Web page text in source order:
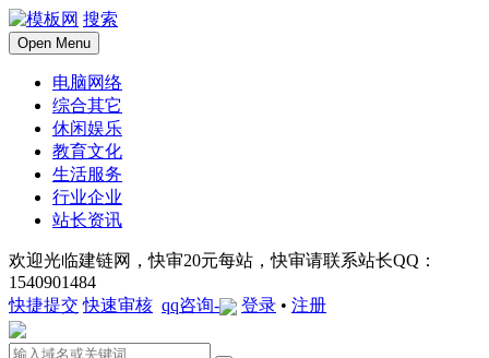
搜索
Open Menu
电脑网络
综合其它
休闲娱乐
教育文化
生活服务
行业企业
站长资讯
欢迎光临建链网，快审20元每站，快审请联系站长QQ：
1540901484
快捷提交 快速审核 qq咨询- 登录 • 注册